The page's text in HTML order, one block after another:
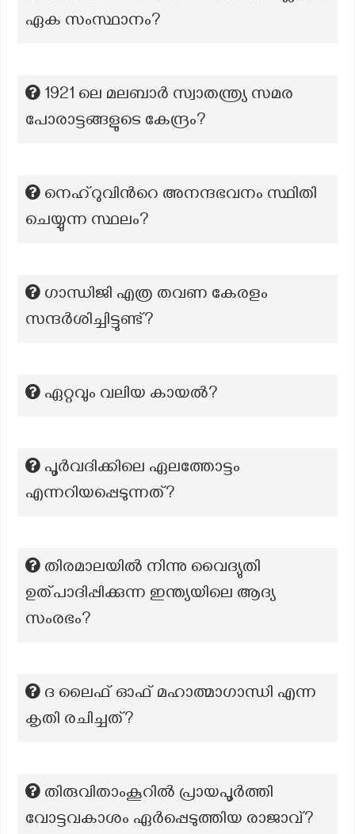
ഏക സംസ്ഥാനം?
1921 ലെ മലബാർ സ്വാതന്ത്ര്യ സമര
പോരാട്ടങ്ങളുടെ കേന്ദ്രം?
നെഹ്റുവിന്‍റെ അനന്ദഭവനം സ്ഥിതി
ചെയ്യുന്ന സ്ഥലം?
ഗാന്ധിജി എത്ര തവണ കേരളം
സന്ദർശിച്ചിട്ടുണ്ട്?
ഏറ്റവും വലിയ കായൽ?
പൂർവദിക്കിലെ ഏലത്തോട്ടം
എന്നറിയപ്പെടുന്നത്?
തിരമാലയിൽ നിന്നു വൈദ്യുതി
ഉത്പാദിപ്പിക്കുന്ന ഇന്ത്യയിലെ ആദ്യ
സംരഭം?
ദ ലൈഫ് ഓഫ് മഹാത്മാഗാന്ധി എന്ന
കൃതി രചിച്ചത്?
തിരുവിതാംകൂറിൽ പ്രായപൂർത്തി
വോട്ടവകാശം ഏർപ്പെടുത്തിയ രാജാവ്?